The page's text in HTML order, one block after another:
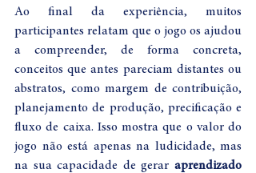
Ao final da experiência, muitos
participantes relatam que o jogo os ajudou
a compreender, de forma concreta,
conceitos que antes pareciam distantes ou
abstratos, como margem de contribuição,
planejamento de produção, precificação e
fluxo de caixa. Isso mostra que o valor do
jogo não está apenas na ludicidade, mas
na sua capacidade de gerar aprendizado